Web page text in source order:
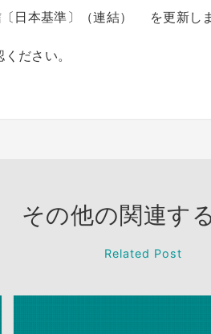
日本基準〕（連結） を更新しま
ださい。
その他の関連す
Related Post